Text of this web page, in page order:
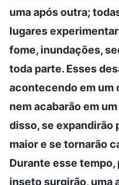
uma após outra;
lugares
fome, inundações,
toda parte. Esses
acontecendo em um
nem acabarão em
disso, se expandirão
maior e se tornarão
Durante esse
inseto surgirão, uma